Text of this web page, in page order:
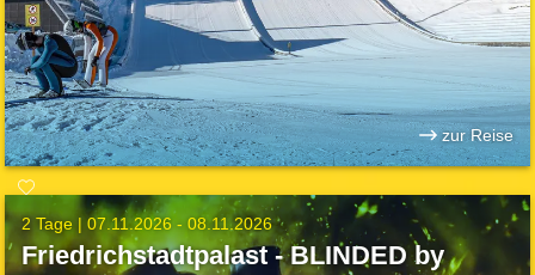
zur Reise
2 Tage |07.11.2026 - 08.11.2026
Friedrichstadtpalast - BLINDED by